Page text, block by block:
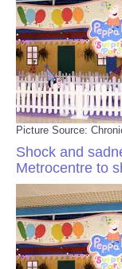
Picture Source:
Shock and
Metrocentre to